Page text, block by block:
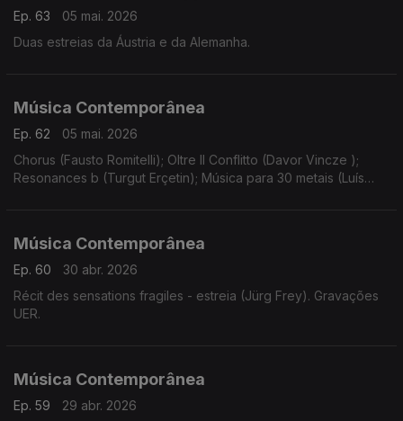
Ep. 63
05 mai. 2026
Duas estreias da Áustria e da Alemanha.
Música Contemporânea
Ep. 62
05 mai. 2026
Chorus (Fausto Romitelli); Oltre Il Conflitto (Davor Vincze );
Resonances b (Turgut Erçetin); Música para 30 metais (Luís
Música Contemporânea
Ep. 60
30 abr. 2026
Récit des sensations fragiles - estreia (Jürg Frey). Gravações
UER.
Música Contemporânea
Ep. 59 29 abr. 2026